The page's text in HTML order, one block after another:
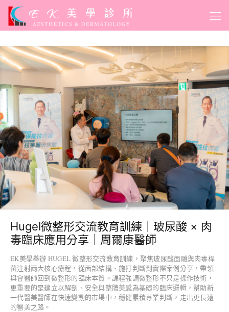
Hugel微整形交流教育訓練｜玻尿酸 × 肉
毒臨床應用分享｜周爾康醫師
EK美學舉辦 HUGEL 微整形交流教育訓練，聚焦玻尿酸面雕與肉毒桿
菌注射兩大核心療程，從面部結構、施打判斷到實際案例分享，帶領
與會醫師回到微整形的臨床本質。課程強調微整形不只是操作技術，
更重要的是建立以解剖、安全與整體美感為基礎的臨床邏輯，幫助新
一代醫美醫師在快速變動的市場中，穩健累積專業判斷，走出更長遠
的醫美之路。